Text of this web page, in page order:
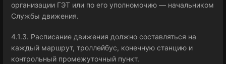
организации ГЭТ или по его уполномочию — начальником
Службы движения.
4.1.3. Расписание движения должно составляться на
каждый маршрут, троллейбус, конечную станцию и
контрольный промежуточный пункт.